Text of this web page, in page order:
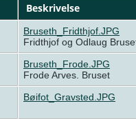
Beskrivelse
Bruseth_Fridthjof.JPG
Fridthjof og Odlaug
Bruseth_Frode.JPG
Frode Arves. Bruset
Bøifot_Gravsted.JPG